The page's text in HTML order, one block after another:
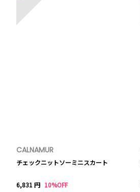
CALNAMUR
チェックニットソーミニスカート
6,831 円 10%OFF